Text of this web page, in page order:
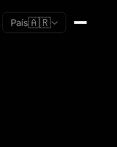
País🇦🇷